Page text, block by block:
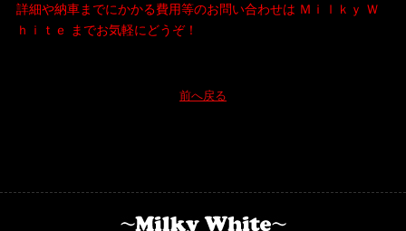
詳細や納車までにかかる費用等のお問い合わせは Ｍｉｌｋｙ Ｗ
ｈｉｔｅ までお気軽にどうぞ！
前へ戻る